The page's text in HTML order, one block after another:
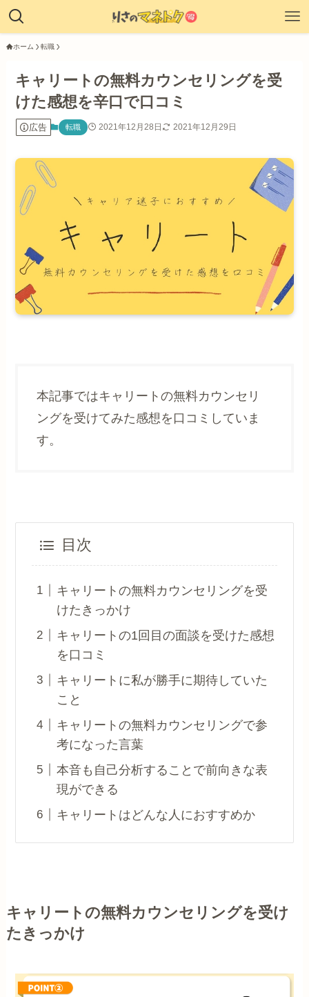
ホーム 転職
キャリートの無料カウンセリングを受
けた感想を辛口で口コミ
広告 転職 2021年12月28日 2021年12月29日
本記事ではキャリートの無料カウンセリ
ングを受けてみた感想を口コミしていま
す。
目次
キャリートの無料カウンセリングを受
けたきっかけ
キャリートの1回目の面談を受けた感想
を口コミ
キャリートに私が勝手に期待していた
こと
キャリートの無料カウンセリングで参
考になった言葉
本音も自己分析することで前向きな表
現ができる
キャリートはどんな人におすすめか
キャリートの無料カウンセリングを受け
たきっかけ